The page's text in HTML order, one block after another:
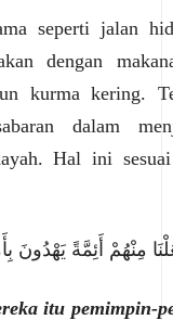
seperti jalan
dengan
kurma kering.
dalam
Hal ini
مِنْهُمْ أَئِمَّةً يَهْدُونَ
itu pemimpin-